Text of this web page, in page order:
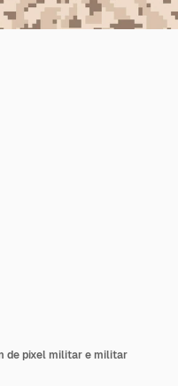
de pixel militar e militar